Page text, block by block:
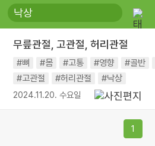
#비전캠프
#독서캠프 #삶
#희망
#나눔 #친구 #링컨학교
#독서
#건강 #면역력
무릎관절, 고관절, 허리관절
#뼈 #몸 #고통 #영향 #골반
#고관절
#허리관절 #낙상
2024.11.20. 수요일
1